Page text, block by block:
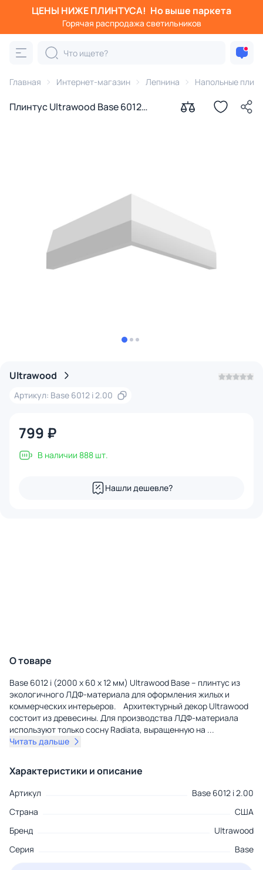
ЦЕНЫ НИЖЕ ПЛИНТУСА! Но выше паркета
Горячая распродажа светильников
Главная Интернет-магазин Лепнина Напольные
Плинтус Ultrawood Base 6012
Ultrawood
Артикул: Base 6012 i 2.00
799 ₽
В наличии 888 шт.
Нашли дешевле?
О товаре
Base 6012 i (2000 х 60 х 12 мм) Ultrawood Base – плинтус из
экологичного ЛДФ-материала для оформления жилых и
коммерческих интерьеров. Архитектурный декор Ultrawood
состоит из древесины. Для производства ЛДФ-материала
используют только сосну Radiatа, выращенную на ...
Читать дальше
Характеристики и описание
Артикул
Base 6012 i 2.00
Страна
США
Бренд
Ultrawood
Серия
Base